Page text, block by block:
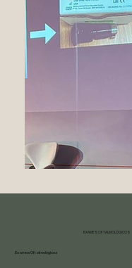
EXAMES OFTALMOLÓGICOS
Exames Oftalmológicos